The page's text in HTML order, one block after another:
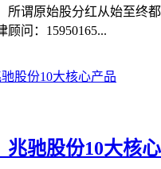
所谓原始股分红从始至终
问：15950165...
驰股份10大核